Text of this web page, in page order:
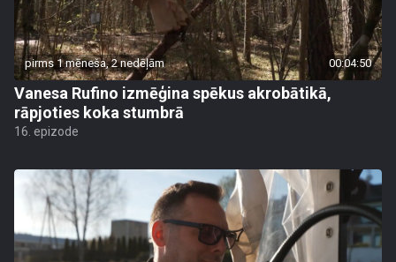
pirms 1 mēneša, 2 nedēļām 00:04:50
Vanesa Rufino izmēģina spēkus akrobātikā,
rāpjoties koka stumbrā
16. epizode